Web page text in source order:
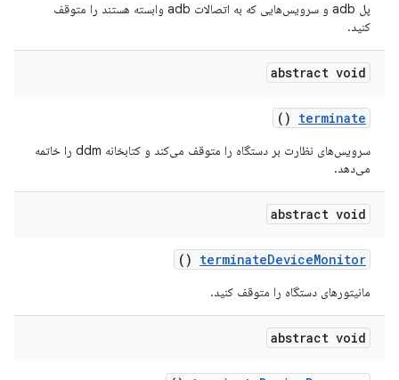
پل adb و سرویس‌هایی که به اتصالات adb وابسته هستند را متوقف
کنید.
abstract void
terminate
()
سرویس‌های نظارت بر دستگاه را متوقف می‌کند و کتابخانه ddm را خاتمه
می‌دهد.
abstract void
terminateDeviceMonitor
()
مانیتورهای دستگاه را متوقف کنید.
abstract void